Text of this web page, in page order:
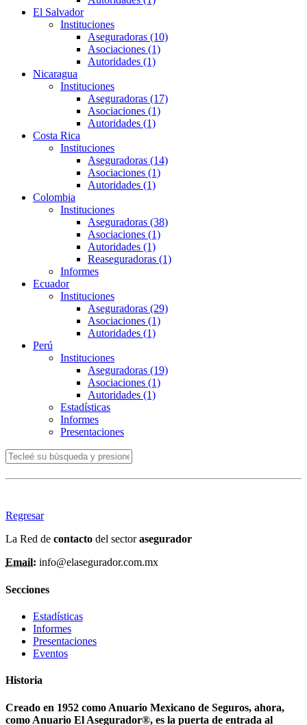
El Salvador
Instituciones
Aseguradoras (10)
Asociaciones (1)
Autoridades (1)
Nicaragua
Instituciones
Aseguradoras (17)
Asociaciones (1)
Autoridades (1)
Costa Rica
Instituciones
Aseguradoras (14)
Asociaciones (1)
Autoridades (1)
Colombia
Instituciones
Aseguradoras (38)
Asociaciones (1)
Autoridades (1)
Reaseguradoras (1)
Informes
Ecuador
Instituciones
Aseguradoras (29)
Asociaciones (1)
Autoridades (1)
Perú
Instituciones
Aseguradoras (19)
Asociaciones (1)
Autoridades (1)
Estadísticas
Informes
Presentaciones
Regresar
La Red de contacto del sectorasegurador
Email: info@elasegurador.com.mx
Secciones
Estadísticas
Informes
Presentaciones
Eventos
Historia
Creado en 1952 como Anuario Mexicano de Seguros, ahora,
como Anuario El Asegurador®, es la puerta de entrada al